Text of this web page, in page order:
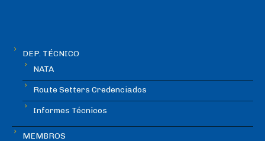
DEP. TÉCNICO
NATA
Route Setters Credenciados
Informes Técnicos
MEMBROS